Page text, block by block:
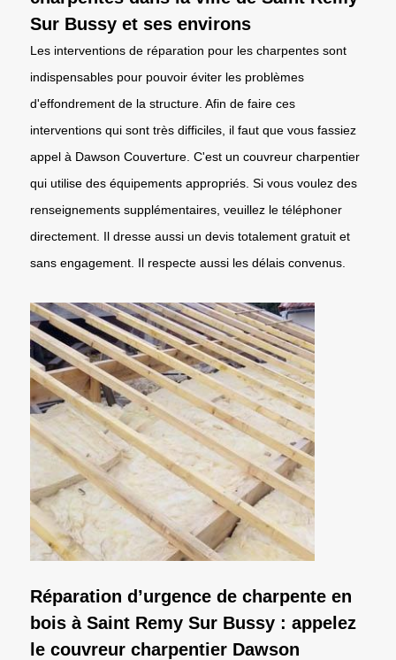
Sur Bussy et ses environs
Les interventions de réparation pour les charpentes sont
indispensables pour pouvoir éviter les problèmes
d'effondrement de la structure. Afin de faire ces
interventions qui sont très difficiles, il faut que vous fassiez
appel à Dawson Couverture. C'est un couvreur charpentier
qui utilise des équipements appropriés. Si vous voulez des
renseignements supplémentaires, veuillez le téléphoner
directement. Il dresse aussi un devis totalement gratuit et
sans engagement. Il respecte aussi les délais convenus.
Réparation d’urgence de charpente en
bois à Saint Remy Sur Bussy : appelez
le couvreur charpentier Dawson